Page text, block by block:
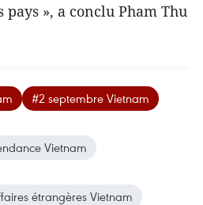
», a conclu Pham Thu
#2 septembre Vietnam
Vietnam
étrangères Vietnam